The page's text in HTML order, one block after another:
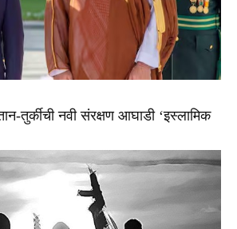
तुर्कीची नवी संरक्षण आघाडी ‘इस्लामिक